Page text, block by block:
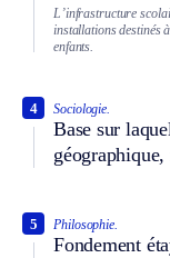
L’infrastructure
installations destinés
enfants.
Sociologie.
Base sur
4
Philosophie.
Fondement
5